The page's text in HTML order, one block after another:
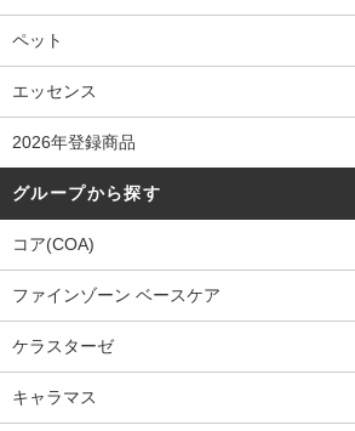
ペット
エッセンス
2026年登録商品
グループから探す
コア(COA)
ファインゾーン ベースケア
ケラスターゼ
キャラマス